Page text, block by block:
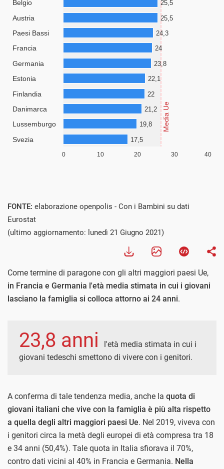
FONTE: elaborazione openpolis - Con i Bambini su dati
Eurostat
(ultimo aggiornamento: lunedì 21 Giugno 2021)
Come termine di paragone con gli altri maggiori paesi Ue,
in Francia e Germania l'età media stimata in cui i giovani
lasciano la famiglia si colloca attorno ai 24 anni.
23,8 anni
l'età media stimata in cui i
giovani tedeschi smettono di vivere con i genitori.
A conferma di tale tendenza media, anche la quota di
giovani italiani che vive con la famiglia è più alta rispetto
a quella degli altri maggiori paesi Ue. Nel 2019, viveva con
i genitori circa la metà degli europei di età compresa tra 18
e 34 anni (50,4%). Tale quota in Italia sfiorava il 70%,
contro dati vicini al 40% in Francia e Germania. Nella